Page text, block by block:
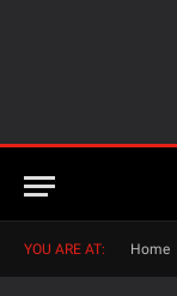
YOU ARE AT: Home